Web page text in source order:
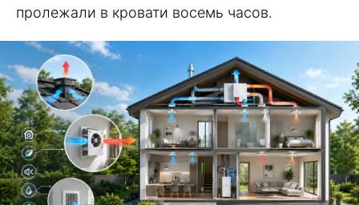
пролежали в кровати восемь часов.